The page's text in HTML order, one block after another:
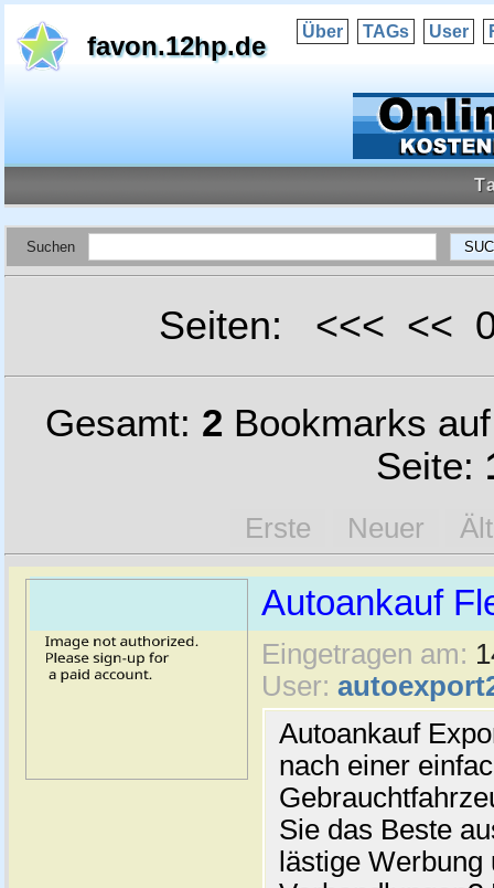
favon.12hp.de Über TAGs User
Suchen
Seiten: <<< <<
Gesamt: 2 Bookmarks
Seite:
Erste Neuer
Autoankauf
Eingetragen am:
User:
Autoankauf
nach einer
Sie das Beste
lästige